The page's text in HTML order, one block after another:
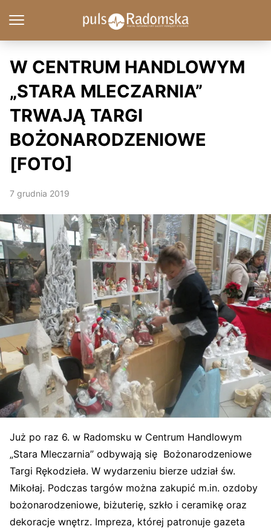
W CENTRUM HANDLOWYM
„STARA MLECZARNIA”
TRWAJĄ TARGI
BOŻONARODZENIOWE
[FOTO]
7 grudnia 2019
Już po raz 6. w Radomsku w Centrum Handlowym
„Stara Mleczarnia” odbywają się Bożonarodzeniowe
Targi Rękodzieła. W wydarzeniu bierze udział św.
Mikołaj. Podczas targów można zakupić m.in. ozdoby
bożonarodzeniowe, biżuterię, szkło i ceramikę oraz
dekoracje wnętrz. Impreza, której patronuje gazeta